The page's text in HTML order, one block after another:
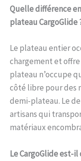
Quelle différence
plateau CargoGlide
Le plateau entier
chargement et
plateau n’occupe
côté libre pour des
demi-plateau. Le
artisans qui
matériaux
Le CargoGlide est-